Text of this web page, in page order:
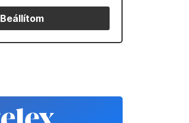
Beállítom